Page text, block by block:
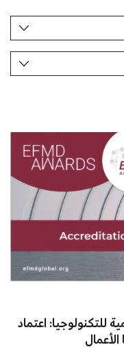
للتكنولوجيا: اعتماد